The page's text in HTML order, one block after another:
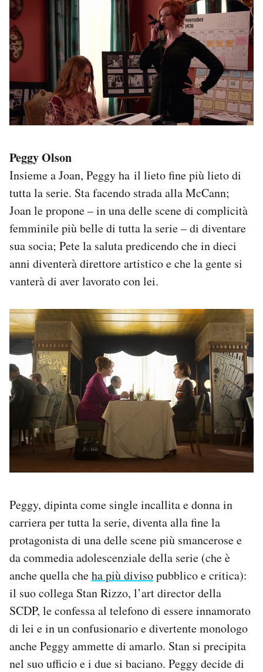
Peggy Olson
Insieme a Joan, Peggy ha il lieto fine più lieto di
tutta la serie. Sta facendo strada alla McCann;
Joan le propone – in una delle scene di complicità
femminile più belle di tutta la serie – di diventare
sua socia; Pete la saluta predicendo che in dieci
anni diventerà direttore artistico e che la gente si
vanterà di aver lavorato con lei.
Peggy, dipinta come single incallita e donna in
carriera per tutta la serie, diventa alla fine la
protagonista di una delle scene più smancerose e
da commedia adolescenziale della serie (che è
anche quella cheha più divisopubblico e critica):
il suo collega Stan Rizzo, l’art director della
SCDP, le confessa al telefono di essere innamorato
di lei e in un confusionario e divertente monologo
anche Peggy ammette di amarlo. Stan si precipita
nel suo ufficio e i due si baciano. Peggy decide di